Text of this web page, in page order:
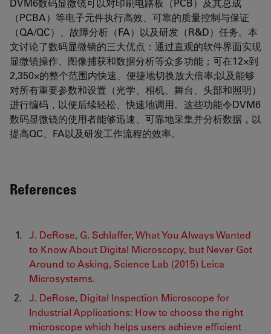
DVM6数码显微镜可以对印刷电路板（PCB）及其总成
（PCBA）等电子元件执行高效、可靠的质量控制与保证
（QA/QC）、故障分析（FA）以及研发（R&D）任务。本
文讨论了数码显微镜的三大优点：通过直观的软件界面实现
显微镜操作、图像捕获和数据分析等众多功能；可在12×到
2,350×的整个范围内快速、便捷地切换放大倍率;以及能够
对所有重要参数和设置（光学、相机、舞台、头部和照明）
进行编码，以便后续轻松、快速地调用。这些功能令DVM6
数码显微镜的使用者能够迅速、可靠地采集并分析数据，以
提高QC、FA以及研发工作流程的效率。
References
J. DeRose, G. Schlaffer, What You Always Wanted
to Know About Digital Microscopy, but Never Got
Around to Asking, Science Lab (2015) Leica
Microsystems.
J. DeRose, Digital Inspection Microscope for
Industrial Applications: How to choose the right
microscope which helps users achieve efficient